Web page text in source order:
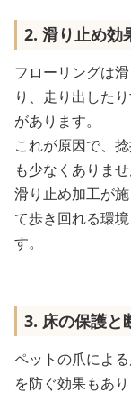
2. 滑り止め効
フローリングは
り、走り出した
があります。
これが原因で、
も少なくありませ
滑り止め加工が
て歩き回れる環
す。
3. 床の保護と
ペットの爪によ
を防ぐ効果もあり